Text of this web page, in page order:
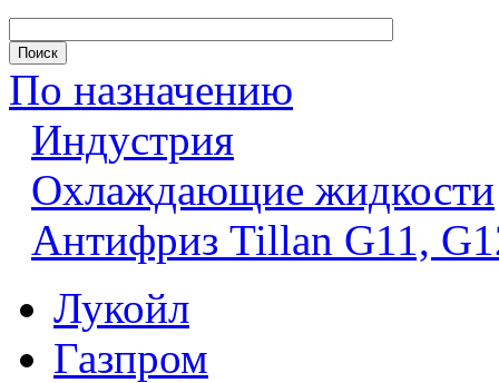
По назначению
Индустрия
Охлаждающие жидкости
Антифриз Tillan G11,
Лукойл
Газпром